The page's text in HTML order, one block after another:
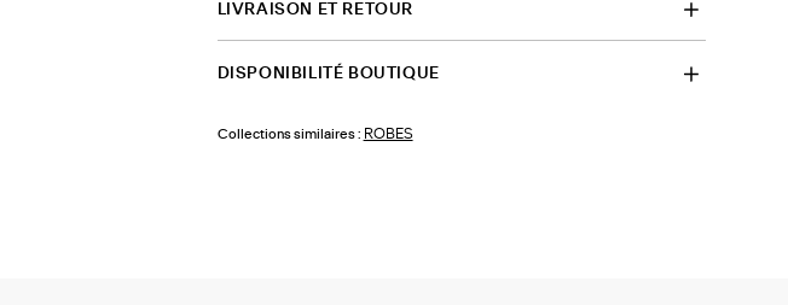
LIVRAISON ET RETOUR
DISPONIBILITÉ BOUTIQUE
Collections similaires : ROBES